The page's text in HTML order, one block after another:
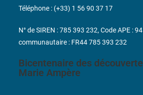
Bicentenaire des
Marie Ampère
Téléphone : (+33) 1 56 90 37 17
N° de SIREN : 785 393 232, Code APE :
communautaire : FR44 785 393 232